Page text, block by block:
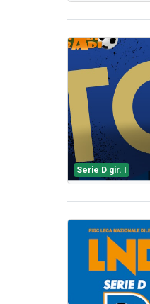
Serie D gir. I